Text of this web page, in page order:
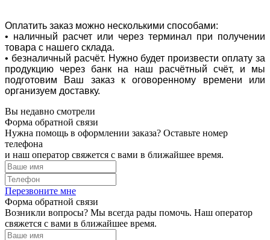
Оплатить заказ можно несколькими способами:
• наличный расчет или через терминал при получении
товара с нашего склада.
• безналичный расчёт. Нужно будет произвести оплату за
продукцию через банк на наш расчётный счёт, и мы
подготовим Ваш заказ к оговоренному времени или
организуем доставку.
Вы недавно смотрели
Форма обратной связи
Нужна помощь в оформлении заказа? Оставьте номер
телефона
и наш оператор свяжется с вами в ближайшее время.
Перезвоните мне
Форма обратной связи
Возникли вопросы? Мы всегда рады помочь. Наш оператор
свяжется с вами в ближайшее время.